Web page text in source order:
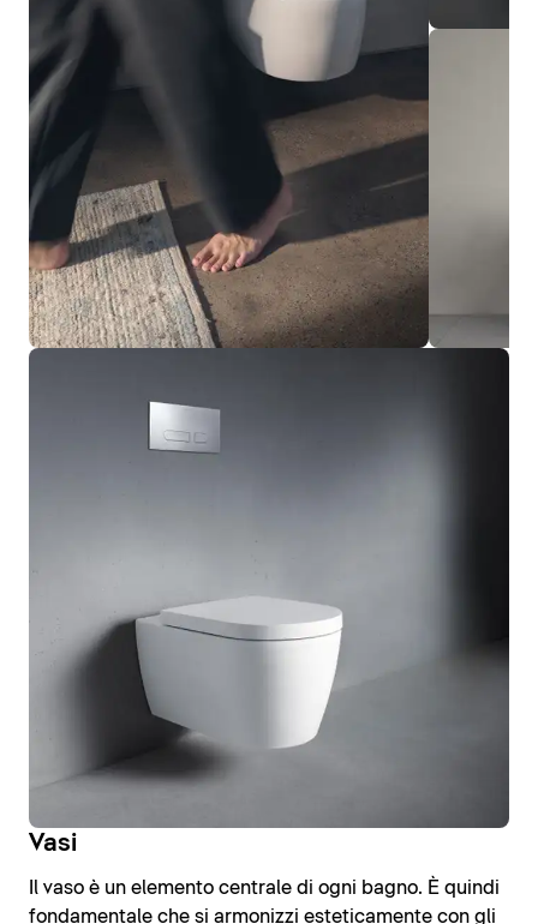
Vasi
Il vaso è un elemento centrale di ogni bagno. È quindi
fondamentale che si armonizzi esteticamente con gli